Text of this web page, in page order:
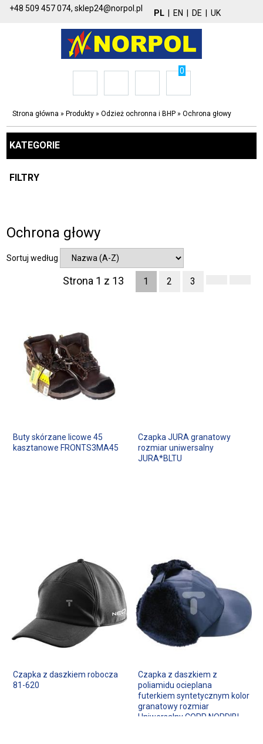
+48 509 457 074,sklep24@norpol.pl PL EN DE UK
0
Strona główna » Produkty »Odzież ochronna i BHP »Ochrona głowy
KATEGORIE
FILTRY
Ochrona głowy
Sortuj według
Strona 1 z 13 1 2 3
Buty skórzane licowe 45
kasztanowe FRONTS3MA45
Czapka JURA granatowy
rozmiar uniwersalny
JURA*BLTU
Czapka z daszkiem robocza
81-620
Czapka z daszkiem z
poliamidu ocieplana
futerkiem syntetycznym kolor
granatowy rozmiar
Uniwersalny CORP NORDIBL